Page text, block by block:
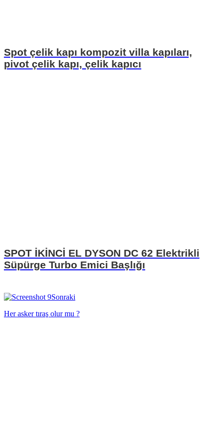
Spot çelik kapı kompozit villa kapıları,
pivot çelik kapı, çelik kapıcı
SPOT İKİNCİ EL DYSON DC 62 Elektrikli
Süpürge Turbo Emici Başlığı
Sonraki
Her asker tıraş olur mu ?